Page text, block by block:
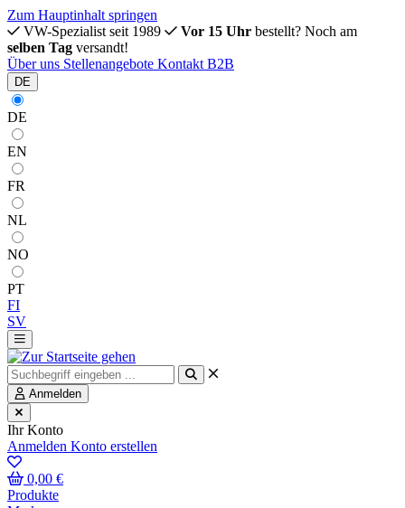
Zum Hauptinhalt springen
VW-Spezialist seit 1989
Vor 15 Uhr bestellt? Noch am
selben Tag versandt!
Über uns Stellenangebote Kontakt B2B
DE
DE
EN
FR
NL
NO
PT
FI
SV
Anmelden
Ihr Konto
Anmelden Konto erstellen
0,00 €
Produkte